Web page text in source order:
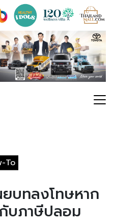
To
ยบทลงโทษหาก
กับภาษีปลอม